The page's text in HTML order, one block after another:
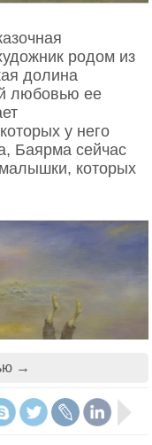
родом из
долина
любовью ее
у него
Баярма сейчас
которых
→